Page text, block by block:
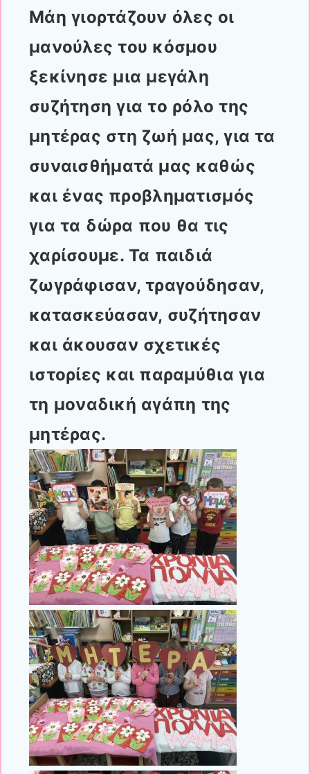
Μάη γιορτάζουν όλες οι
μανούλες του κόσμου
ξεκίνησε μια μεγάλη
συζήτηση για το ρόλο της
μητέρας στη ζωή μας, για τα
συναισθήματά μας καθώς
και ένας προβληματισμός
για τα δώρα που θα τις
χαρίσουμε. Τα παιδιά
ζωγράφισαν, τραγούδησαν,
κατασκεύασαν, συζήτησαν
και άκουσαν σχετικές
ιστορίες και παραμύθια για
τη μοναδική αγάπη της
μητέρας.